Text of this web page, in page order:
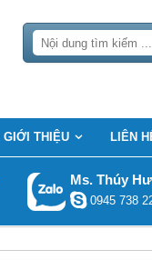
GIỚI THIỆU LIÊN
Ms. Thúy
0945 738